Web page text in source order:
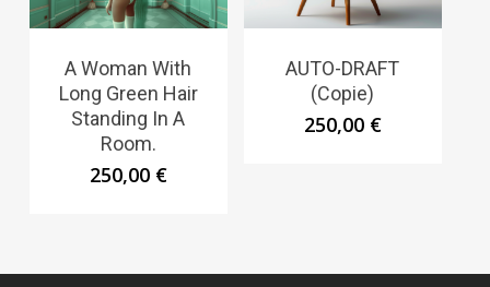
A Woman With
Long Green Hair
Standing In A
Room.
250,00 €
AUTO-DRAFT
(Copie)
250,00 €